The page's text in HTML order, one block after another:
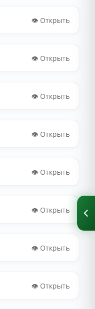
👁️ Открыть
👁️ Открыть
👁️ Открыть
👁️ Открыть
👁️ Открыть
👁️ Открыть
👁️ Открыть
👁️ Открыть